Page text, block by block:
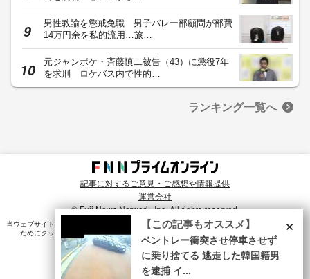
男性教諭を懲戒免職 男子バレー部顧問が部費
14万円余を私的流用…旅…
元ジャンポケ・斉藤慎二被告（43）に懲役7年
を求刑 ロケバス内で性的…
ランキング一覧へ
記事に対するご意見・ご感想や情報提供
運営会社
© Fuji News Network, Inc. All rights reserved.
当ウェブサイトでは、ユーザのニーズ・興味・関⼼に合致したコンテンツや広告配信を提供する
ためにクッキーを使⽤しています。詳細は、
プライバシーポリシー をご確認ください。×
【この記事もオススメ】
ベントレー衝突させ停車させず
に乗り捨てる 逃走した韓国籍男
を逮捕 イ...